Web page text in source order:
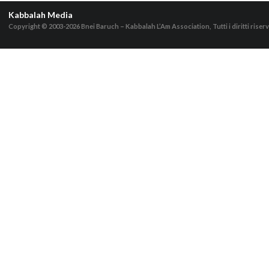
Kabbalah Media
Copyright © 2003-2026Bnei Baruch – Kabbalah L’Am Association, Tutti i diritti